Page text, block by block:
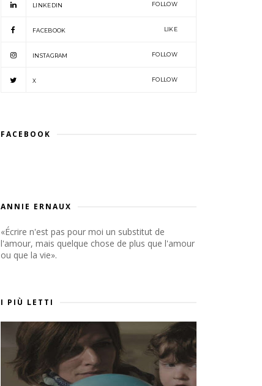
LINKEDIN FOLLOW
FACEBOOK LIKE
INSTAGRAM FOLLOW
X FOLLOW
FACEBOOK
ANNIE ERNAUX
«Écrire n'est pas pour moi un substitut de
l'amour, mais quelque chose de plus que l'amour
ou que la vie».
I PIÙ LETTI